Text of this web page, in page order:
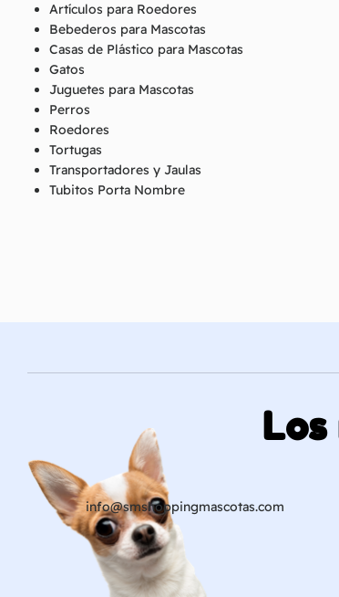
Artículos para Roedores
Bebederos para Mascotas
Casas de Plástico para Mascotas
Gatos
Juguetes para Mascotas
Perros
Roedores
Tortugas
Transportadores y Jaulas
Tubitos Porta Nombre
info@smshoppingmascotas.com